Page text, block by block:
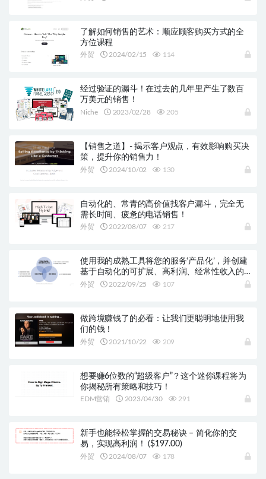
了解如何销售的艺术：顺应顾客购买方式的全
方位课程
外贸 2024/02/15 114
经过验证的漏斗！在过去的几年里产生了数百
万美元的销售！
Niche 2023/02/28 205
【销售之道】- 揭示客户观点，有效影响购买决
策，提升你的销售力！
外贸 2024/10/02 130
自动化的、常青的高价值找客户漏斗，完全无
需长时间、疲惫的电话销售！
外贸 2022/08/07 217
使用我的成熟工具将您的服务‘产品化’，并创建
基于自动化的可扩展、高利润、经常性收入的
服务包！
外贸 2022/09/25 107
做跨境赚钱了的必看：让我们更聪明地使用我
们的钱！
外贸 2021/10/22 209
想要赚6位数的“超级客户”？这个迷你课程将为
你揭秘所有策略和技巧！
EDM营销 2023/04/30 291
新手也能轻松掌握的交易秘诀 – 简化你的交
易，实现高利润！ ($197.00)
外贸 2024/08/07 178